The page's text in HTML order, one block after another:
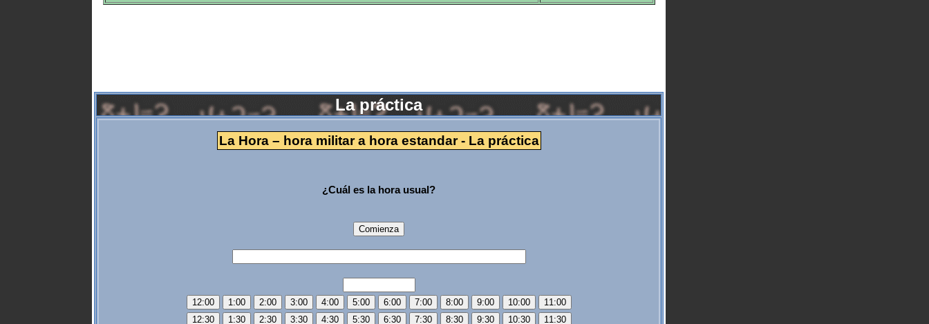
La práctica
La Hora – hora militar a hora estandar - La práctica
¿Cuál es la hora usual?